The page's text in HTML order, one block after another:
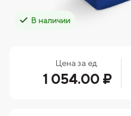
В наличии
Цена за ед.
1 054.00 ₽